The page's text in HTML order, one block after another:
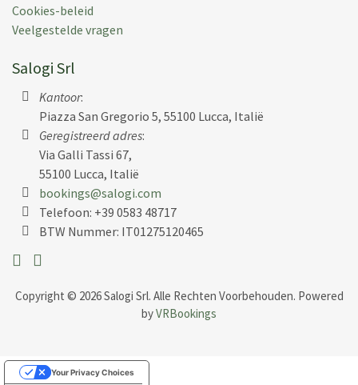
Cookies-beleid
Veelgestelde vragen
Salogi Srl
Kantoor:
Piazza San Gregorio 5, 55100 Lucca, Italië
Geregistreerd adres:
Via Galli Tassi 67,
55100 Lucca, Italië
bookings@salogi.com
Telefoon: +39 0583 48717
BTW Nummer: IT01275120465
Copyright © 2026 Salogi Srl. Alle Rechten Voorbehouden. Powered
byVRBookings
Your Privacy Choices